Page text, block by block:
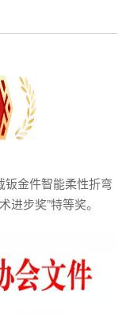
金件智能柔性折弯
进步奖”特等奖。